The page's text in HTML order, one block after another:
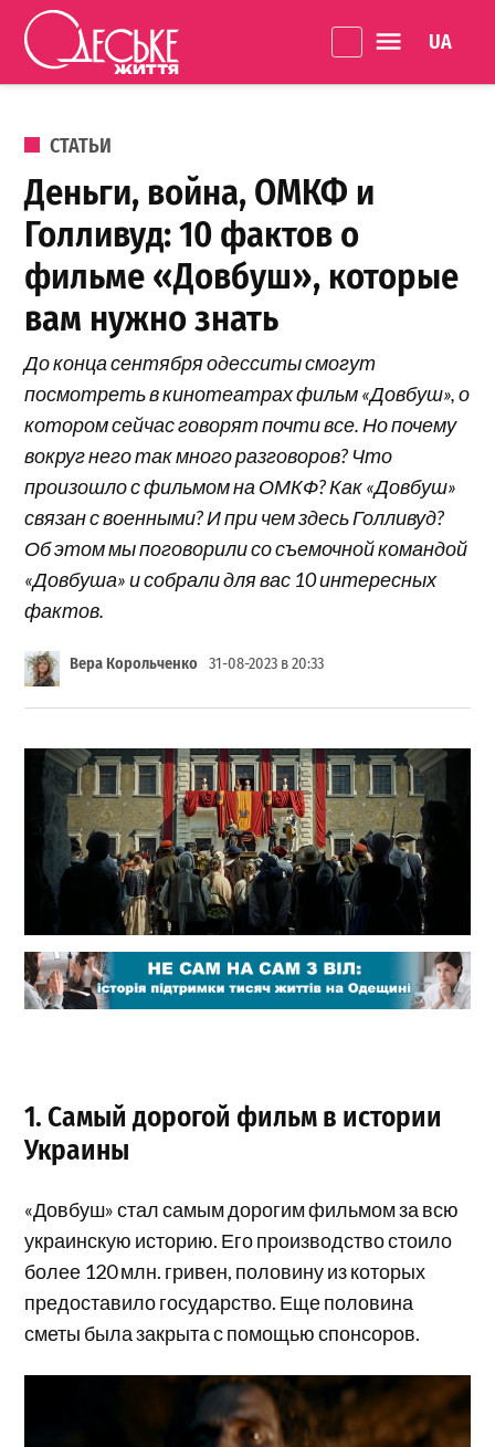
Перейти к содержанию
життя
ОПУБЛИКОВАНО В
СТАТЬИ
Деньги, война, ОМКФ и
Голливуд: 10 фактов о
фильме «Довбуш», которые
вам нужно знать
До конца сентября одесситы смогут
посмотреть в кинотеатрах фильм «Довбуш», о
котором сейчас говорят почти все. Но почему
вокруг него так много разговоров? Что
произошло с фильмом на ОМКФ? Как «Довбуш»
связан с военными? И при чем здесь Голливуд?
Об этом мы поговорили со съемочной командой
«Довбуша» и собрали для вас 10 интересных
фактов.
Вера Корольченко 31-08-2023 в 20:33
1. Самый дорогой фильм в истории
Украины
«Довбуш» стал самым дорогим фильмом за всю
украинскую историю. Его производство стоило
более 120 млн. гривен, половину из которых
предоставило государство. Еще половина
сметы была закрыта с помощью спонсоров.